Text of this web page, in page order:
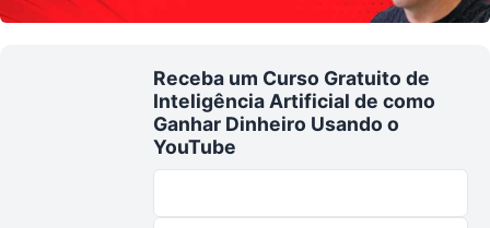
Receba um Curso Gratuito de
Inteligência Artificial de como
Ganhar Dinheiro Usando o
YouTube